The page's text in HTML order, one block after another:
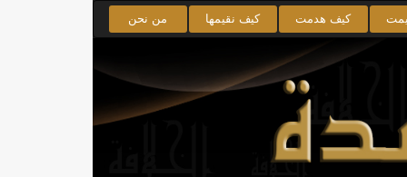
كيف هدمت كيف نقيمها من نحن